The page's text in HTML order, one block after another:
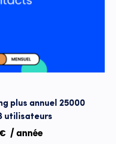
plus annuel 25000
utilisateurs
€ / année